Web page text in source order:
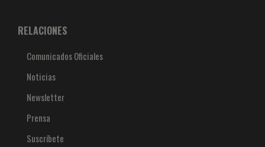
RELACIONES
Comunicados Oficiales
Noticias
Newsletter
Prensa
Suscríbete